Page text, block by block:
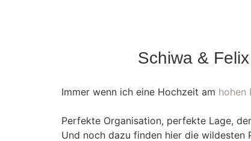
Schiwa &
Immer wenn ich eine Hochzeit am hohen
Perfekte Organisation, perfekte Lage,
Und noch dazu finden hier die wildesten